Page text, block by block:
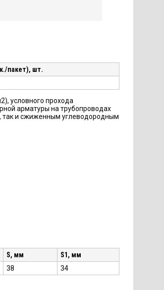
пакет), шт.
условного прохода
арматуры на трубопроводах
так и сжиженным углеводородным
S, мм
S1, мм
38 34